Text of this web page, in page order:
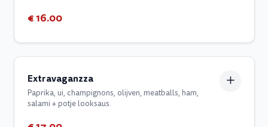
€ 16.00
Extravaganzza
Paprika, ui, champignons, olijven, meatballs, ham,
salami + potje looksaus.